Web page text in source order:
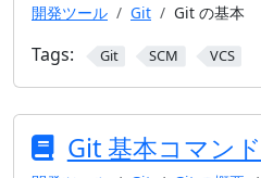
開発ツール Git Git の基本
Tags: Git SCM VCS
Git 基本コマンド